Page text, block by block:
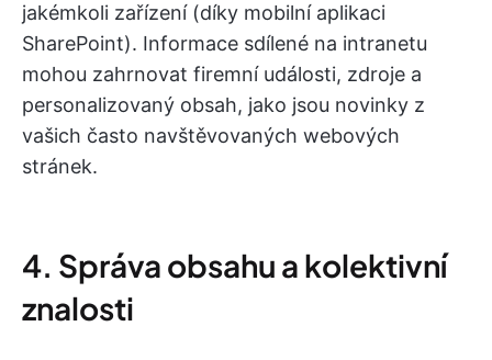
jakémkoli zařízení (díky mobilní aplikaci
SharePoint). Informace sdílené na intranetu
mohou zahrnovat firemní události, zdroje a
personalizovaný obsah, jako jsou novinky z
vašich často navštěvovaných webových
stránek.
4. Správa obsahu a kolektivní
znalosti